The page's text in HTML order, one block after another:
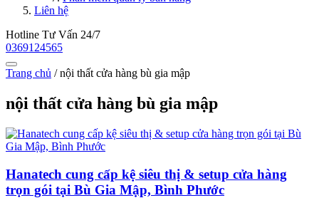
Liên hệ
Hotline Tư Vấn 24/7
0369124565
Trang chủ /nội thất cửa hàng bù gia mập
nội thất cửa hàng bù gia mập
Hanatech cung cấp kệ siêu thị & setup cửa hàng
trọn gói tại Bù Gia Mập, Bình Phước